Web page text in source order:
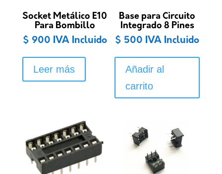
Socket Metálico E10
Para Bombillo
$ 900 IVA Incluido
Leer más
Base para Circuito
Integrado 8 Pines
$ 500 IVA Incluido
Añadir al
carrito